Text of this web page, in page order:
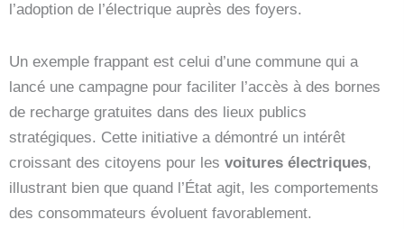
l’adoption de l’électrique auprès des foyers.
Un exemple frappant est celui d’une commune qui a
lancé une campagne pour faciliter l’accès à des bornes
de recharge gratuites dans des lieux publics
stratégiques. Cette initiative a démontré un intérêt
croissant des citoyens pour les voitures électriques,
illustrant bien que quand l’État agit, les comportements
des consommateurs évoluent favorablement.